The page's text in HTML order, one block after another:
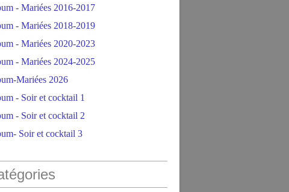
- Mariées 2016-2017
- Mariées 2018-2019
- Mariées 2020-2023
- Mariées 2024-2025
Mariées 2026
- Soir et cocktail 1
- Soir et cocktail 2
Soir et cocktail 3